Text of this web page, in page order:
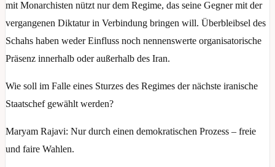
mit Monarchisten nützt nur dem Regime, das seine Gegner mit der
vergangenen Diktatur in Verbindung bringen will. Überbleibsel des
Schahs haben weder Einfluss noch nennenswerte organisatorische
Präsenz innerhalb oder außerhalb des Iran.
Wie soll im Falle eines Sturzes des Regimes der nächste iranische
Staatschef gewählt werden?
Maryam Rajavi: Nur durch einen demokratischen Prozess – freie
und faire Wahlen.